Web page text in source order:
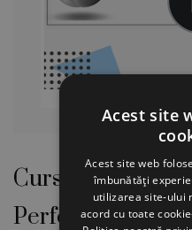
Curs online
Performantei
Acest site
Acest site web
îmbunătăți
utilizarea site-ului
acord cu toate